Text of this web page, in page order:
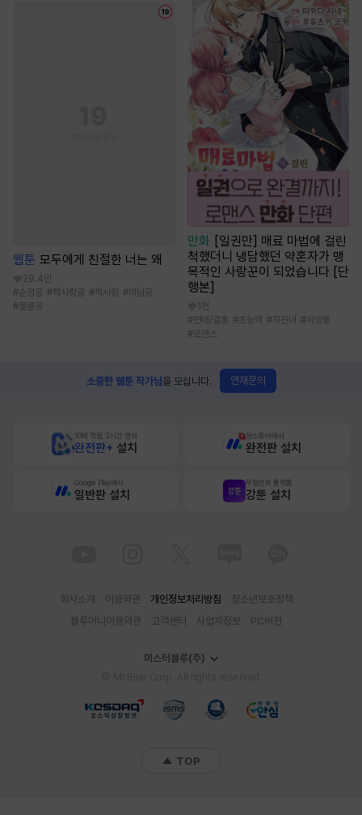
웹툰 모두에게 친절한 너는 왜
29.4만
#순정공 #짝사랑공 #짝사랑 #미남공
#절륜공
만화 [일권만] 매료 마법에 걸린
척했더니 냉담했던 약혼자가 맹
목적인 사랑꾼이 되었습니다 [단
행본]
1천
#연애/결혼 #초능력 #직진녀 #서양풍
#로맨스
소중한 웹툰 작가님을 모십니다. 연재문의
10배 적립, 2시간 먼저
완전판+ 설치
원스토어에서
완전판 설치
Google Play에서
일반판 설치
무협만화 플랫폼
강툰 설치
회사소개 이용약관 개인정보처리방침
청소년보호정책
블루머니이용약관
고객센터 사업자정보 PC버전
미스터블루(주)
TOP